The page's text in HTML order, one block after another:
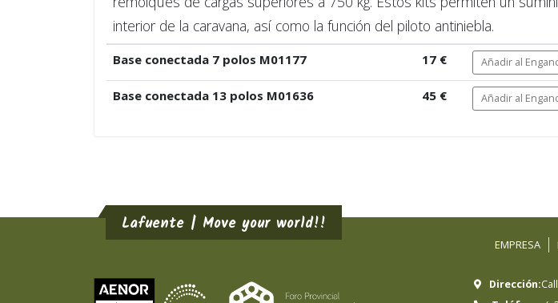
interior de la caravana, así como la función del piloto antiniebla.
Base conectada 7 polos M01177 17 € Añadir al
Base conectada 13 polos M01636 45 € Añadir al
Lafuente | Move your world!!
EMPRESA
Dirección: